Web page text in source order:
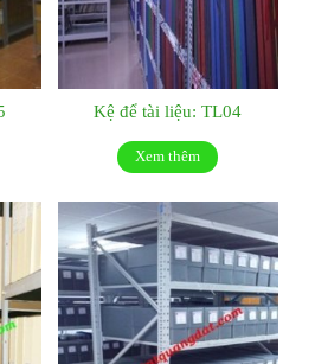
Kệ để tài liệu: TL04
Xem thêm